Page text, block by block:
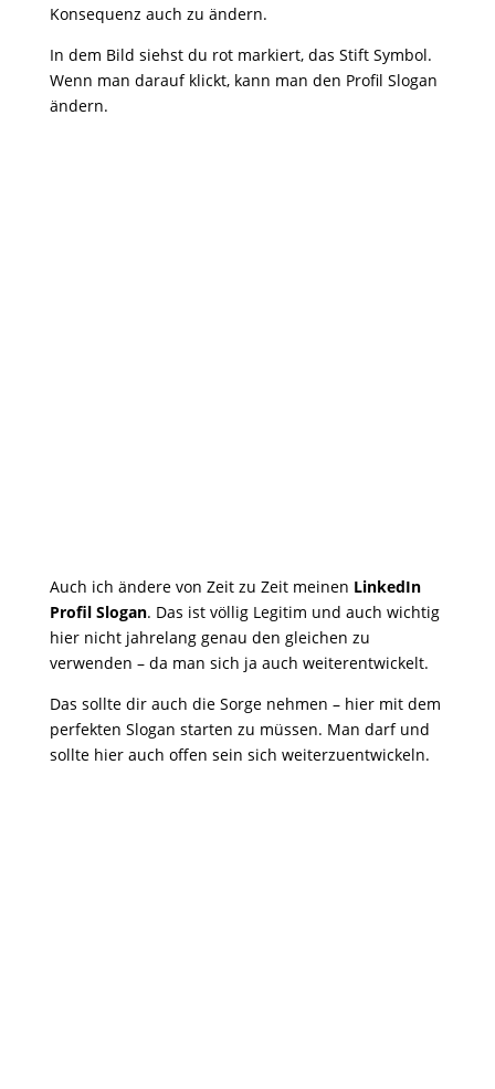
Konsequenz auch zu ändern.
In dem Bild siehst du rot markiert, das Stift Symbol.
Wenn man darauf klickt, kann man den Profil Slogan
ändern.
Auch ich ändere von Zeit zu Zeit meinen LinkedIn
Profil Slogan. Das ist völlig Legitim und auch wichtig
hier nicht jahrelang genau den gleichen zu
verwenden – da man sich ja auch weiterentwickelt.
Das sollte dir auch die Sorge nehmen – hier mit dem
perfekten Slogan starten zu müssen. Man darf und
sollte hier auch offen sein sich weiterzuentwickeln.